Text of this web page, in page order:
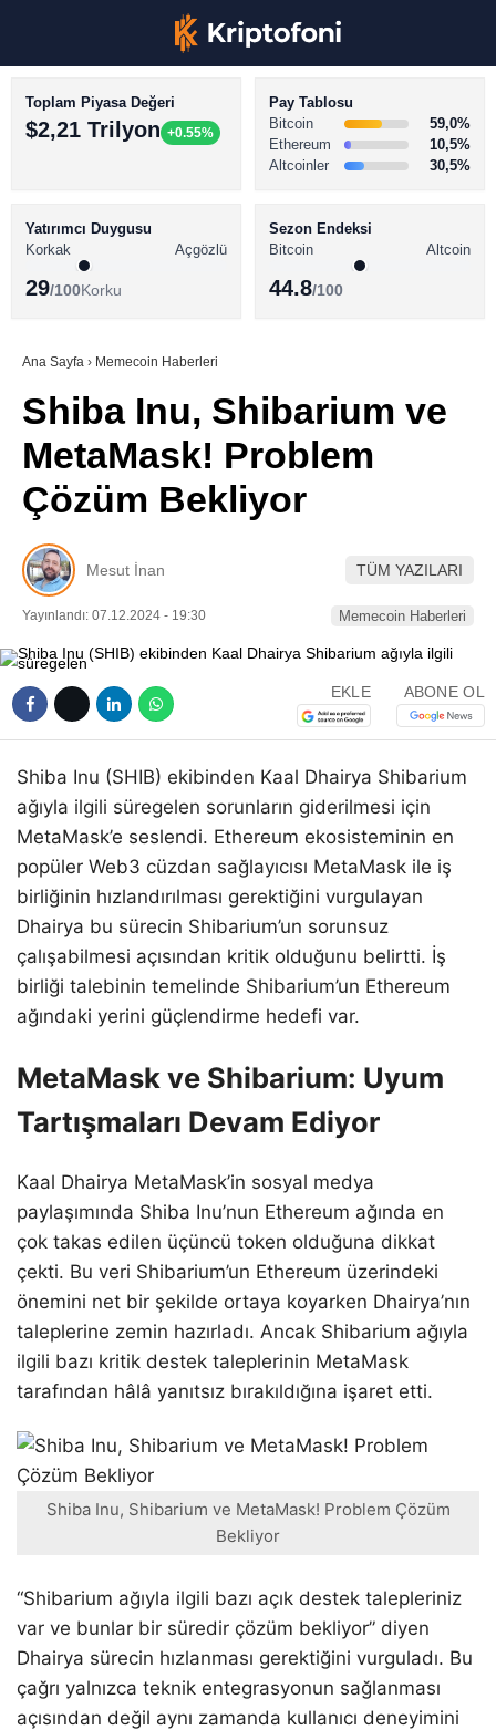
Youtube
TikTok
Telegram
BİTCOİN HABERLERİ
ALTCOİN HABERLERİ
SÖZLÜK
Toplam Piyasa Değeri
$2,21 Trilyon +0.55%
Pay Tablosu
Bitcoin
59,0%
Ethereum
10,5%
Altcoinler
30,5%
Yatırımcı Duygusu
Korkak
Açgözlü
29/100Korku
Sezon Endeksi
Bitcoin
Altcoin
44.8/100
Ana Sayfa › Memecoin Haberleri
Shiba Inu, Shibarium ve
MetaMask! Problem
Çözüm Bekliyor
Mesut İnan TÜM YAZILARI
Yayınlandı: 07.12.2024 - 19:30 Memecoin Haberleri
EKLE ABONE OL
Shiba Inu (SHIB) ekibinden Kaal Dhairya Shibarium
ağıyla ilgili süregelen sorunların giderilmesi için
MetaMask’e seslendi. Ethereum ekosisteminin en
popüler Web3 cüzdan sağlayıcısı MetaMask ile iş
birliğinin hızlandırılması gerektiğini vurgulayan
Dhairya bu sürecin Shibarium’un sorunsuz
çalışabilmesi açısından kritik olduğunu belirtti. İş
birliği talebinin temelinde Shibarium’un Ethereum
ağındaki yerini güçlendirme hedefi var.
MetaMask ve Shibarium: Uyum
Tartışmaları Devam Ediyor
Kaal Dhairya MetaMask’in sosyal medya
paylaşımında Shiba Inu’nun Ethereum ağında en
çok takas edilen üçüncü token olduğuna dikkat
çekti. Bu veri Shibarium’un Ethereum üzerindeki
önemini net bir şekilde ortaya koyarken Dhairya’nın
taleplerine zemin hazırladı. Ancak Shibarium ağıyla
ilgili bazı kritik destek taleplerinin MetaMask
tarafından hâlâ yanıtsız bırakıldığına işaret etti.
Shiba Inu, Shibarium ve MetaMask! Problem Çözüm
Bekliyor
“Shibarium ağıyla ilgili bazı açık destek talepleriniz
var ve bunlar bir süredir çözüm bekliyor” diyen
Dhairya sürecin hızlanması gerektiğini vurguladı. Bu
çağrı yalnızca teknik entegrasyonun sağlanması
açısından değil aynı zamanda kullanıcı deneyimini